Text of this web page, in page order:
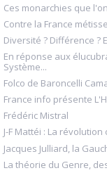
Ces monarchies que
Contre la France
Diversité ? Différence
En réponse aux
Système...
Folco de Baroncelli
France info présente
Frédéric Mistral
J-F Mattéi : La
Jacques Julliard, la
La théorie du Genre,